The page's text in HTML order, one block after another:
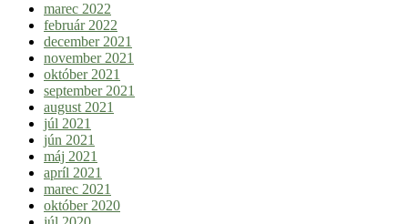
marec 2022
február 2022
december 2021
november 2021
október 2021
september 2021
august 2021
júl 2021
jún 2021
máj 2021
apríl 2021
marec 2021
október 2020